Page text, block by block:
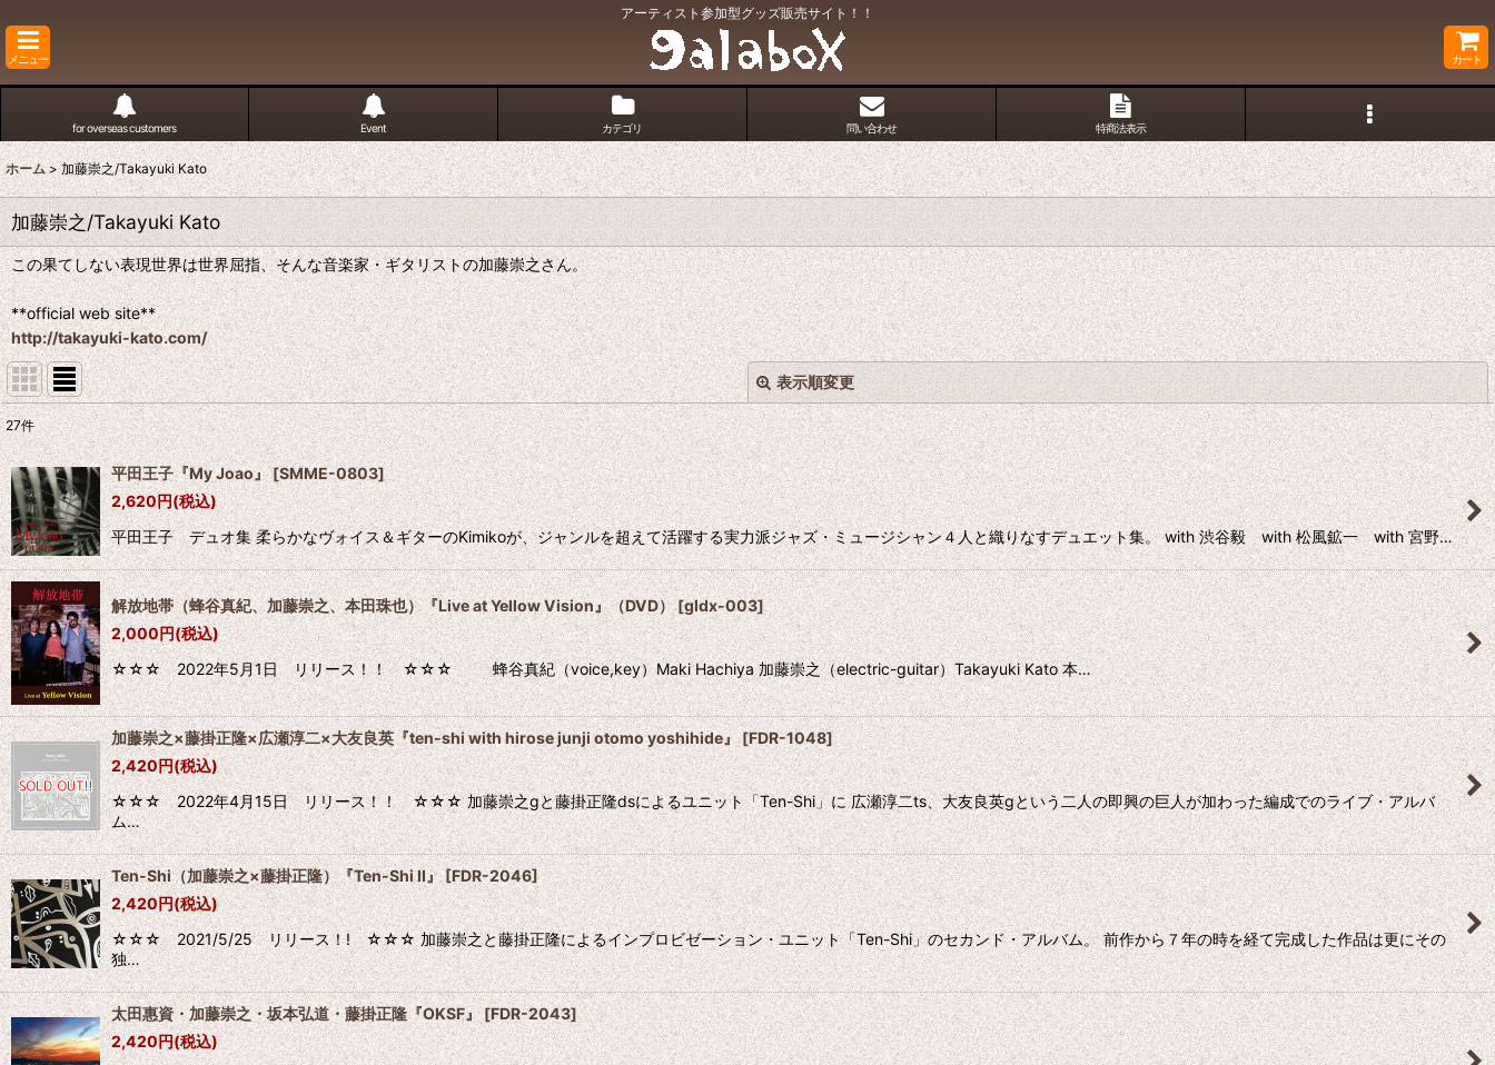
アーティスト参加型グッズ販売サイト！！
メニュー カート
for overseas customers Event カテゴリ 問い合わせ 特商法表示
ホーム > 加藤崇之/Takayuki Kato
加藤崇之/Takayuki Kato
この果てしない表現世界は世界屈指、そんな音楽家・ギタリストの加藤崇之さん。
**official web site**
http://takayuki-kato.com/
表示順変更
表示数:
並び順:
絞り込む
閉じる
27件
平田王子『My Joao』[SMME-0803]
2,620円(税込)
平田王子 デュオ集 柔らかなヴォイス＆ギターのKimikoが、ジャンルを超えて活躍する実力派ジャズ・ミュージシャン４人と織りなすデュエット集。 with 渋谷毅 with 松風鉱一 with 宮野…
解放地帯（蜂谷真紀、加藤崇之、本田珠也）『Live at Yellow Vision』（DVD）[gldx-003]
2,000円(税込)
☆☆☆ 2022年5月1日 リリース！！ ☆☆☆ 蜂谷真紀（voice,key）Maki Hachiya 加藤崇之（electric-guitar）Takayuki Kato 本…
加藤崇之×藤掛正隆×広瀬淳二×大友良英『ten-shi with hirose junji otomo yoshihide』 [FDR-1048]
2,420円(税込)
☆☆☆ 2022年4月15日 リリース！！ ☆☆☆ 加藤崇之gと藤掛正隆dsによるユニット「Ten-Shi」に 広瀬淳二ts、大友良英gという二人の即興の巨人が加わった編成でのライブ・アルバ
ム…
Ten-Shi（加藤崇之×藤掛正隆）『Ten-Shi II』[FDR-2046]
2,420円(税込)
☆☆☆ 2021/5/25 リリース！! ☆☆☆ 加藤崇之と藤掛正隆によるインプロビゼーション・ユニット「Ten-Shi」のセカンド・アルバム。 前作から７年の時を経て完成した作品は更にその
独…
太田惠資・加藤崇之・坂本弘道・藤掛正隆『OKSF』 [FDR-2043]
2,420円(税込)